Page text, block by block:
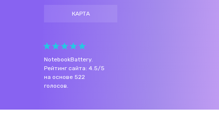
КАРТА
NotebookBattery.
Рейтинг сайта: 4.5/5
на основе 522
голосов.